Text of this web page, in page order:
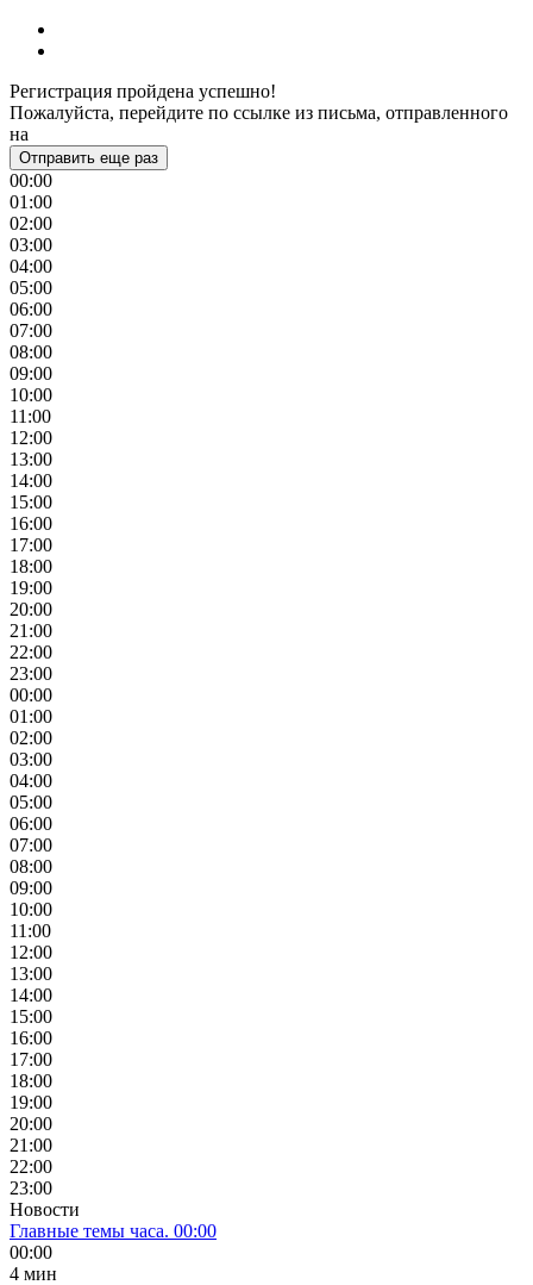
Регистрация пройдена успешно!
Пожалуйста, перейдите по ссылке из письма, отправленного
на
Отправить еще раз
00:00
01:00
02:00
03:00
04:00
05:00
06:00
07:00
08:00
09:00
10:00
11:00
12:00
13:00
14:00
15:00
16:00
17:00
18:00
19:00
20:00
21:00
22:00
23:00
00:00
01:00
02:00
03:00
04:00
05:00
06:00
07:00
08:00
09:00
10:00
11:00
12:00
13:00
14:00
15:00
16:00
17:00
18:00
19:00
20:00
21:00
22:00
23:00
Новости
Главные темы часа. 00:00
00:00
4 мин